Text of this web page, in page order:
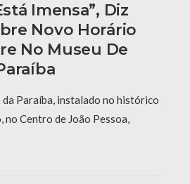
Imensa”, Diz
Novo Horário
No Museu De
Paraíba, instalado no histórico
no Centro de João Pessoa,